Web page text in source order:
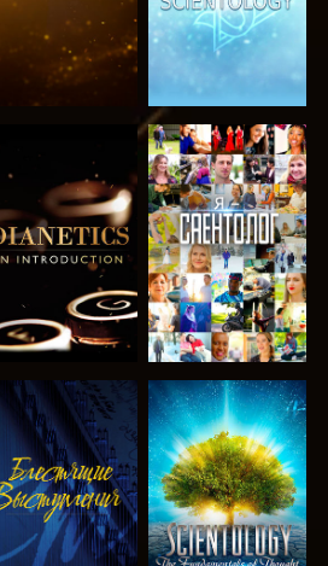
СМОТРЕТЬ
ПЕРЕДАЧИ
СМОТРЕТЬ
СМОТРЕТЬ
СМОТРЕТЬ
ПЕРЕДАЧИ